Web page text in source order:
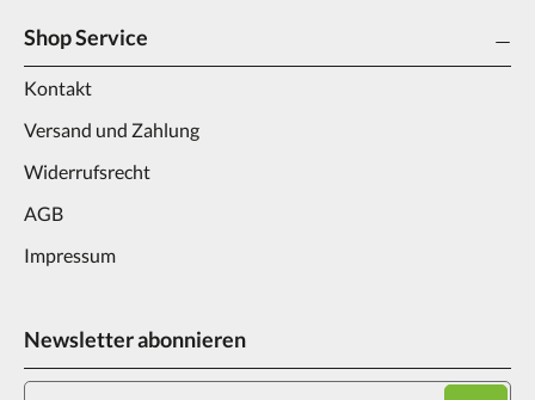
Shop Service
Kontakt
Versand und Zahlung
Widerrufsrecht
AGB
Impressum
Newsletter abonnieren